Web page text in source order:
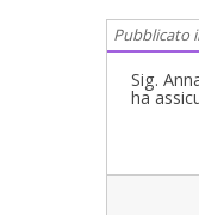
Pubblicato
Sig.
ha